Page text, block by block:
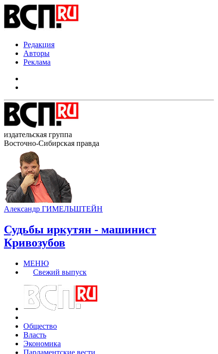
Редакция
Авторы
Реклама
издательская группа
Восточно-Сибирская правда
Александр ГИМЕЛЬШТЕЙН
Судьбы иркутян - машинист
Кривозубов
МЕНЮ
Свежий выпуск
Общество
Власть
Экономика
Парламентские вести